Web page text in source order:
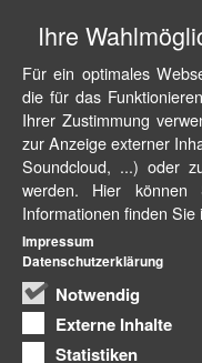
Ihre
Für ein optimales
die für das
Ihrer Zustimmung
zur Anzeige externer
Soundcloud, ...) oder
werden. Hier
Informationen finden Sie
Notwendig
Externe Inhalte
Statistiken
Impressum
Datenschutzerklärung